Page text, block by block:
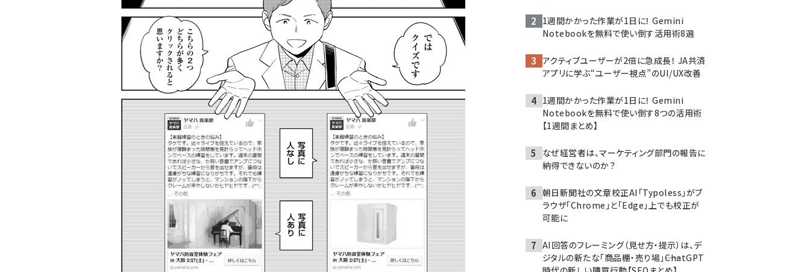
1週間かかった作業が1日に！ Gemini
Notebookを無料で使い倒す活用術8選
アクティブユーザーが2倍に急成長！ JA共済
アプリに学ぶ“ユーザー視点”のUI/UX改善
1週間かかった作業が1日に！ Gemini
Notebookを無料で使い倒す8つの活用術
【1週間まとめ】
なぜ経営者は、マーケティング部門の報告に
納得できないのか？
朝日新聞社の文章校正AI「Typoless」がブ
ラウザ「Chrome」と「Edge」上でも校正が
可能に
AI回答のフレーミング（見せ方・提示）は、デ
ジタルの新たな「商品棚・売り場」――ChatGPT